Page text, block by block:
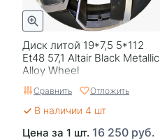
Диск литой 19*7,5 5*112
Et48 57,1 Altair Black Metallic
Alloy Wheel
Сравнить Отложить
В наличии 4 шт
Цена за 1 шт. 16 250 руб.